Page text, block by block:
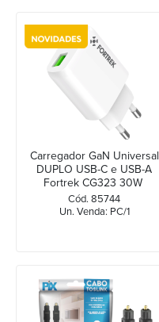
Carregador GaN Universal
DUPLO USB-C e USB-A
Fortrek CG323 30W
Cód. 85744
Un. Venda: PC/1